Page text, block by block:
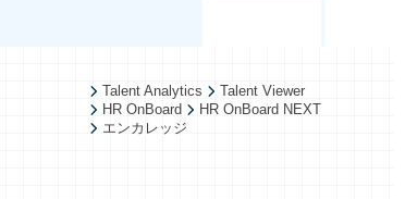
Talent Analytics
Talent Viewer
HR OnBoard
HR OnBoard NEXT
エンカレッジ